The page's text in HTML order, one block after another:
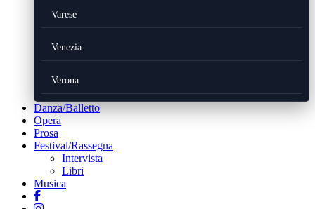
Varese
Venezia
Verona
Danza/Balletto
Opera
Prosa
Festival/Rassegna
Intervista
Libri
Musica